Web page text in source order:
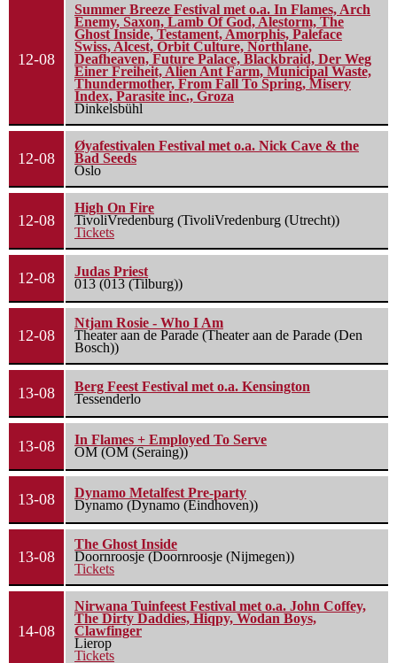
12-08
Summer Breeze Festival met o.a. In Flames, Arch
Enemy, Saxon, Lamb Of God, Alestorm, The
Ghost Inside, Testament, Amorphis, Paleface
Swiss, Alcest, Orbit Culture, Northlane,
Deafheaven, Future Palace, Blackbraid, Der Weg
Einer Freiheit, Alien Ant Farm, Municipal Waste,
Thundermother, From Fall To Spring, Misery
Index, Parasite inc., Groza
Dinkelsbühl
12-08
Øyafestivalen Festival met o.a. Nick Cave & the
Bad Seeds
Oslo
12-08
High On Fire
TivoliVredenburg (TivoliVredenburg (Utrecht))
Tickets
12-08
Judas Priest
013 (013 (Tilburg))
12-08
Ntjam Rosie - Who I Am
Theater aan de Parade (Theater aan de Parade (Den
Bosch))
13-08
Berg Feest Festival met o.a. Kensington
Tessenderlo
13-08
In Flames + Employed To Serve
OM (OM (Seraing))
13-08
Dynamo Metalfest Pre-party
Dynamo (Dynamo (Eindhoven))
13-08
The Ghost Inside
Doornroosje (Doornroosje (Nijmegen))
Tickets
14-08
Nirwana Tuinfeest Festival met o.a. John Coffey,
The Dirty Daddies, Hiqpy, Wodan Boys,
Clawfinger
Lierop
Tickets